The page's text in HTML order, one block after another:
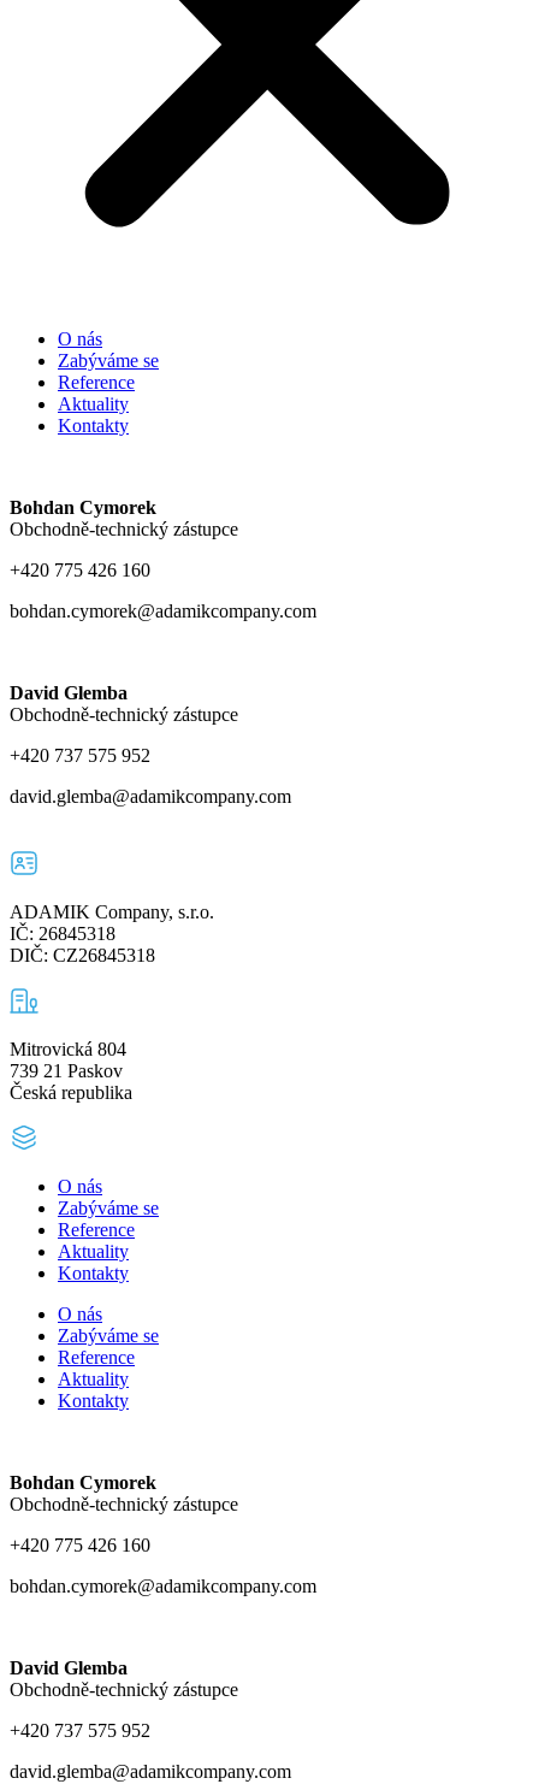
O nás
Zabýváme se
Reference
Aktuality
Kontakty
Bohdan Cymorek
Obchodně-technický zástupce
+420 775 426 160
bohdan.cymorek@adamikcompany.com
David Glemba
Obchodně-technický zástupce
+420 737 575 952
david.glemba@adamikcompany.com
ADAMIK Company, s.r.o.
IČ: 26845318
DIČ: CZ26845318
Mitrovická 804
739 21 Paskov
Česká republika
O nás
Zabýváme se
Reference
Aktuality
Kontakty
O nás
Zabýváme se
Reference
Aktuality
Kontakty
Bohdan Cymorek
Obchodně-technický zástupce
+420 775 426 160
bohdan.cymorek@adamikcompany.com
David Glemba
Obchodně-technický zástupce
+420 737 575 952
david.glemba@adamikcompany.com